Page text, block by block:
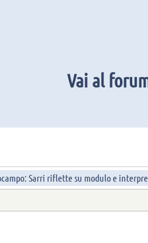
Vai al
Sarri riflette su modulo e